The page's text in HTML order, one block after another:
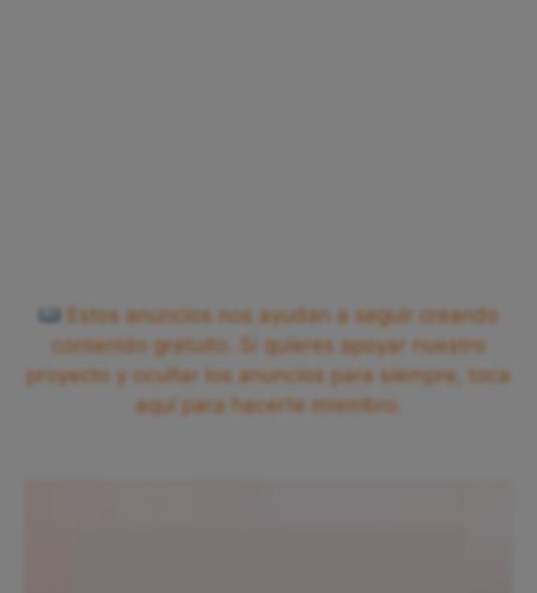
Estos anuncios nos ayudan a seguir creando
contenido gratuito. Si quieres apoyar nuestro
proyecto y ocultar los anuncios para siempre, toca
aquí para hacerte miembro.